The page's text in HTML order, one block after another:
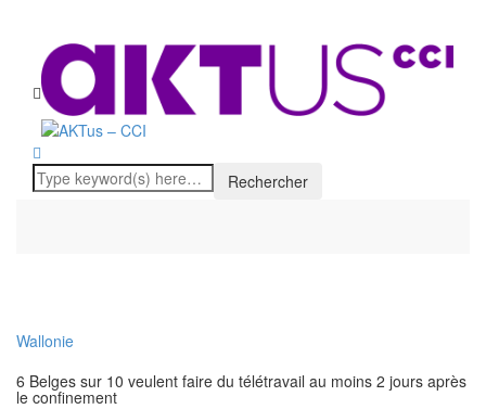
Wallonie
6 Belges sur 10 veulent faire du télétravail au moins 2 jours après
le confinement